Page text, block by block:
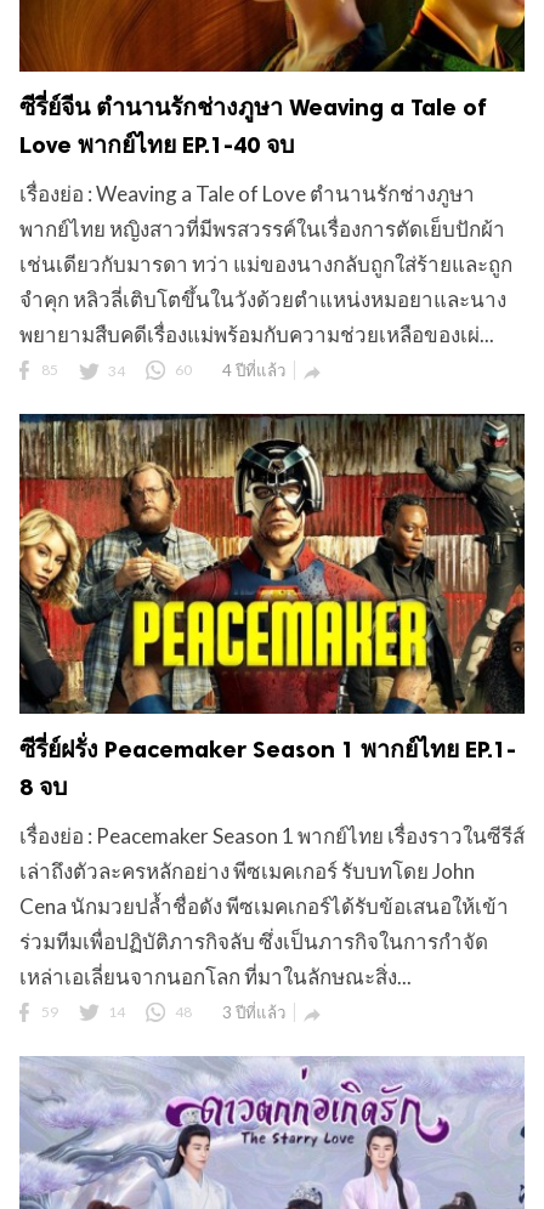
ซีรี่ย์จีน ตำนานรักช่างภูษา Weaving a Tale of
Love พากย์ไทย EP.1-40 จบ
เรื่องย่อ : Weaving a Tale of Love ตำนานรักช่างภูษา
พากย์ไทย หญิงสาวที่มีพรสวรรค์ในเรื่องการตัดเย็บปักผ้า
เช่นเดียวกับมารดา ทว่า แม่ของนางกลับถูกใส่ร้ายและถูก
จำคุก หลิวลี่เติบโตขึ้นในวังด้วยตำแหน่งหมอยาและนาง
พยายามสืบคดีเรื่องแม่พร้อมกับความช่วยเหลือของเผ่...
85 34 60 4 ปีที่แล้ว 
ซีรี่ย์ฝรั่ง Peacemaker Season 1 พากย์ไทย EP.1-
8 จบ
เรื่องย่อ : Peacemaker Season 1 พากย์ไทย เรื่องราวในซีรีส์
เล่าถึงตัวละครหลักอย่าง พีซเมคเกอร์ รับบทโดย John
Cena นักมวยปล้ำชื่อดัง พีซเมคเกอร์ได้รับข้อเสนอให้เข้า
ร่วมทีมเพื่อปฏิบัติภารกิจลับ ซึ่งเป็นภารกิจในการกำจัด
เหล่าเอเลี่ยนจากนอกโลก ที่มาในลักษณะสิ่ง...
59 14 48 3 ปีที่แล้ว 